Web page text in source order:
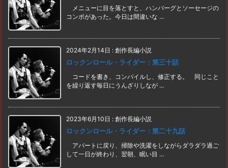
メニューに目を落とすと、ハンバーグとソーセージの
コンボがあった。今日は間違いな ...
2024年2月14日 : 創作長編小説
ロックンロール・ライダー：第三十話
コードを書き、コンパイルし、修正する。 同じこと
を繰り返す毎日にうんざりしなが ...
2023年6月10日 : 創作長編小説
ロックンロール・ライダー：第二十九話
アパートに戻り、掃除や洗濯をしながらダラダラ過ご
して一日が終わり、翌朝、眠い目 ...